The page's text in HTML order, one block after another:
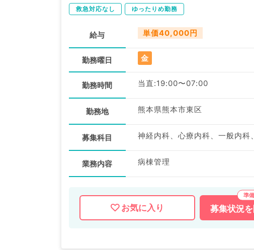
救急対応なし ゆったりめ勤務
給与 単価40,000円
勤務曜日 金
勤務時間 当直:19:00〜07:00
勤務地 熊本県熊本市東区
募集科目
業務内容 病棟管理
お気に入り 募集状況を